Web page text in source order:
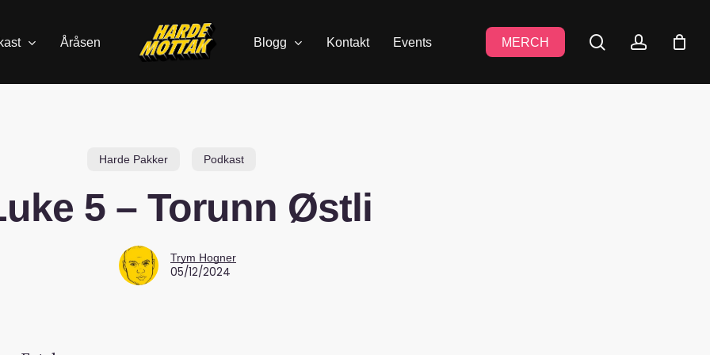
Åråsen Blogg Kontakt Events MERCH search
Harde Pakker Podkast
5 – Torunn Østli
Trym Hogner
05/12/2024